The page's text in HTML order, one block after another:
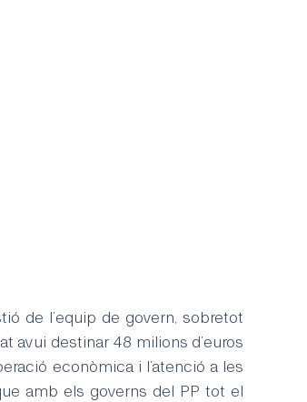
de l’equip de govern, sobretot
avui destinar 48 milions d’euros
econòmica i l’atenció a les
amb els governs del PP tot el